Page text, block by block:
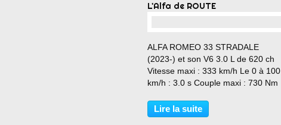
L'Alfa de ROUTE
ALFA ROMEO 33 STRADALE
(2023-) et son V6 3.0 L de 620 ch
Vitesse maxi : 333 km/h Le 0 à 100
km/h : 3.0 s Couple maxi : 730 Nm
(thermique que je vous présente et
électrique de 750 ch). Bolide
Lire la suite